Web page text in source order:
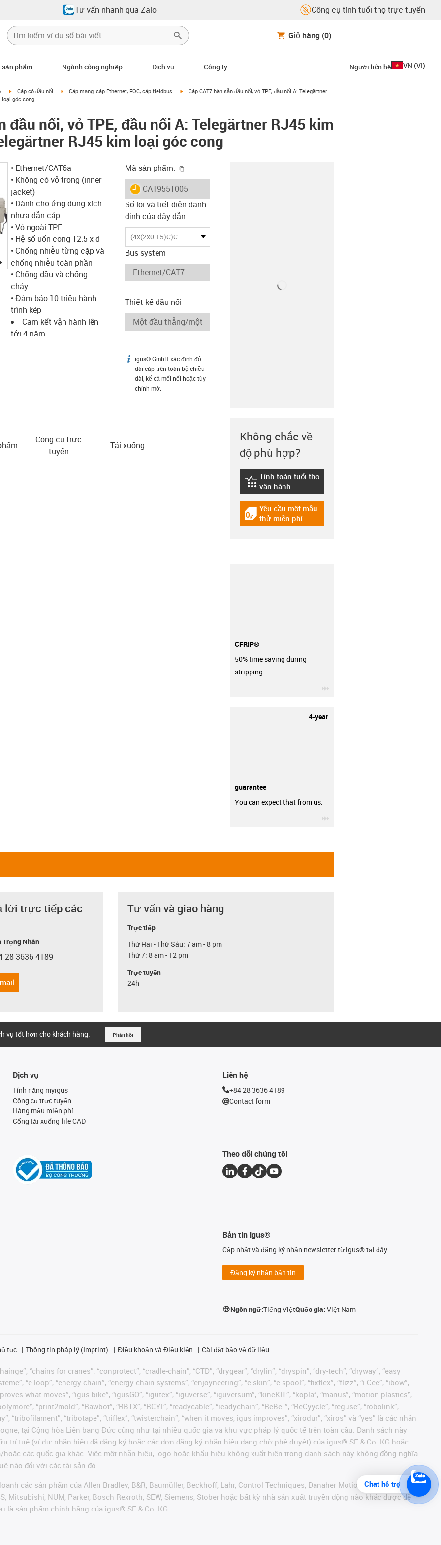
Tư vấn nhanh qua Zalo Công cụ tính tuổi thọ trực tuyến
Giỏ hàng (0)
phẩm Ngành công nghiệp Dịch vụ Công ty Người liên hệ VN (VI)
igus-icon-arrow-right
Cáp có đầu nối igus-icon-arrow-right
Cáp mạng, cáp Ethernet, FOC, cáp fieldbus igus-icon-arrow-right
Cáp CAT7 hàn sẵn đầu nối, vỏ TPE, đầu nối A: Telegärtner
loại góc cong
đầu nối, vỏ TPE, đầu nối A: Telegärtner RJ45 kim
RJ45 kim loại góc cong
igus-icon-lupe
• Ethernet/CAT6a
• Không có vỏ trong (inner
jacket)
• Dành cho ứng dụng xích
nhựa dẫn cáp
• Vỏ ngoài TPE
• Hệ số uốn cong 12.5 x d
• Chống nhiễu từng cặp và
chống nhiễu toàn phần
• Chống dầu và chống
cháy
• Đảm bảo 10 triệu hành
trình kép
Cam kết vận hành lên
tới 4 năm
Mã sản phẩm.
igus-icon-lieferzeit
CAT9551005
Số lõi và tiết diện danh
định của dây dẫn
(4x(2x0.15)C)C
Bus system
Thiết kế đầu nối
igus-icon-info
igus® GmbH xác định độ
dài cáp trên toàn bộ chiều
dài, kể cả mối nối hoặc tùy
chỉnh mờ.
Công cụ trực
tuyến
Tải xuống
Không chắc về
độ phù hợp?
igus-icon-lebensdauerrechner
Tính toán tuổi thọ
vận hành
igus-icon-gratismuster
Yêu cầu một mẫu
thử miễn phí
CFRIP®
50% time saving during
stripping.
4-year
guarantee
You can expect that from us.
lời trực tiếp các
Trọng Nhân
phone
28 3636 4189
Tư vấn và giao hàng
Trực tiếp
Thứ Hai - Thứ Sáu: 7 am - 8 pm
Thứ 7: 8 am - 12 pm
Trực tuyến
24h
vụ tốt hơn cho khách hàng. Phản hồi
Dịch vụ
Tính năng myigus
Công cụ trực tuyến
Hàng mẫu miễn phí
Cổng tải xuống file CAD
Liên hệ
+84 28 3636 4189
Contact form
Theo dõi chúng tôi
Bản tin igus®
Cập nhật và đăng ký nhận newsletter từ igus® tại đây.
Đăng ký nhận bản tin
Ngôn ngữ:Tiếng ViệtQuốc gia:Việt Nam
tục Thông tin pháp lý (Imprint) Điều khoản và Điều kiện Cài đặt bảo vệ dữ liệu
“chains for cranes”, “conprotect”, “cradle-chain”, “CTD”, “drygear”, “drylin”, “dryspin”, “dry-tech”, “dryway”, “easy
“e-loop”, “energy chain”, “energy chain systems”, “enjoyneering”, “e-skin”, “e-spool”, “fixflex”, “flizz”, “i.Cee”, “ibow”,
what moves”, “igus:bike”, “igusGO”, “igutex”, “iguverse”, “iguversum”, “kineKIT”, “kopla”, “manus”, “motion plastics”,
“print2mold”, “Rawbot”, “RBTX”, “RCYL”, “readycable”, “readychain”, “ReBeL”, “ReCyycle”, “reguse”, “robolink”,
“tribofilament”, “tribotape”, “triflex”, “twisterchain”, “when it moves, igus improves”, “xirodur”, “xiros” và “yes” là các nhãn
tại Cộng hòa Liên bang Đức cũng như tại nhiều quốc gia và khu vực pháp lý quốc tế trên toàn cầu. Danh sách này
trí tuệ (ví dụ: nhãn hiệu đã đăng ký hoặc các đơn đăng ký nhãn hiệu đang chờ phê duyệt) của igus® SE & Co. KG hoặc
các quốc gia khác. Việc một nhãn hiệu, logo hoặc khẩu hiệu không xuất hiện trong danh sách này không đồng nghĩa
nào đối với các tài sản đó.
các sản phẩm của Allen Bradley, B&R, Baumüller, Beckhoff, Lahr, Control Techniques, Danaher Motion, ELAU, FAGOR,
Mitsubishi, NUM, Parker, Bosch Rexroth, SEW, Siemens, Stöber hoặc bất kỳ nhà sản xuất truyền động nào khác được đề
sản phẩm chính hãng của igus® SE & Co. KG.
Chat hỗ trợ